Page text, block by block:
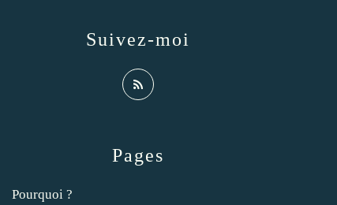
Pages
Pourquoi ?
Suivez-moi